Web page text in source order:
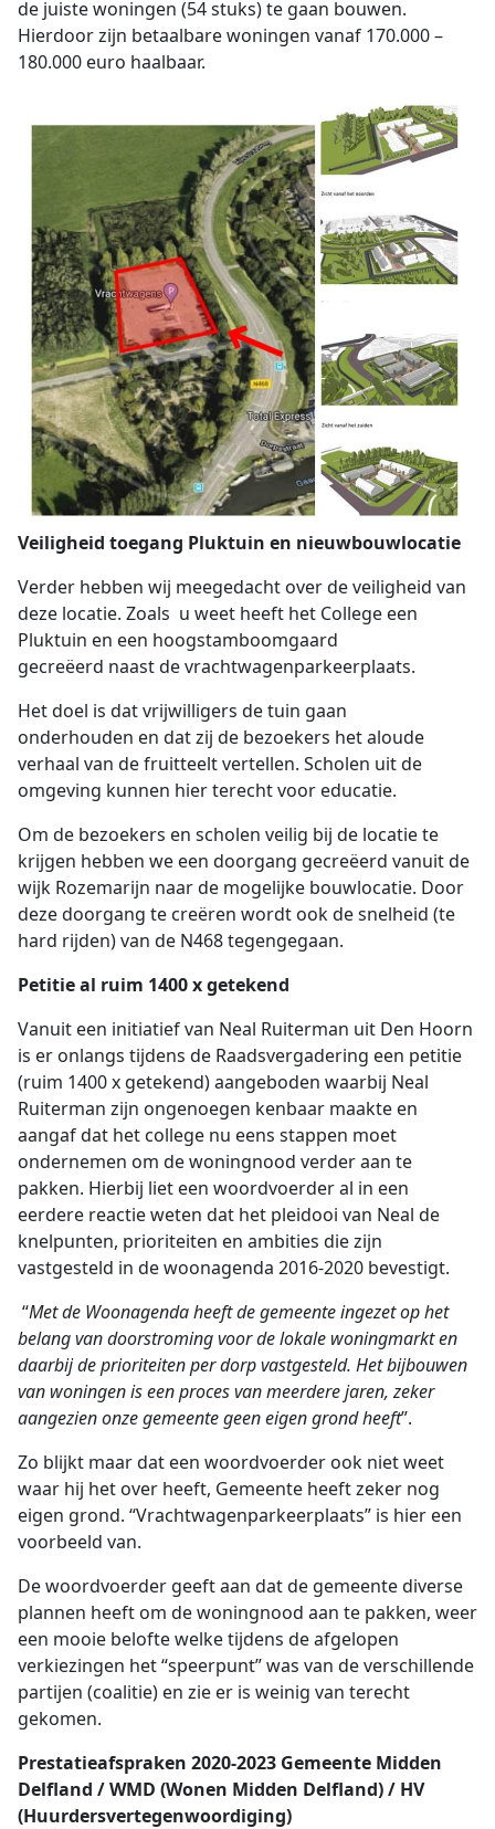
de juiste woningen (54 stuks) te gaan bouwen.
Hierdoor zijn betaalbare woningen vanaf 170.000 –
180.000 euro haalbaar.
Veiligheid toegang Pluktuin en nieuwbouwlocatie
Verder hebben wij meegedacht over de veiligheid van
deze locatie. Zoals u weet heeft het College een
Pluktuin en een hoogstamboomgaard
gecreëerd naast de vrachtwagenparkeerplaats.
Het doel is dat vrijwilligers de tuin gaan
onderhouden en dat zij de bezoekers het aloude
verhaal van de fruitteelt vertellen. Scholen uit de
omgeving kunnen hier terecht voor educatie.
Om de bezoekers en scholen veilig bij de locatie te
krijgen hebben we een doorgang gecreëerd vanuit de
wijk Rozemarijn naar de mogelijke bouwlocatie. Door
deze doorgang te creëren wordt ook de snelheid (te
hard rijden) van de N468 tegengegaan.
Petitie al ruim 1400 x getekend
Vanuit een initiatief van Neal Ruiterman uit Den Hoorn
is er onlangs tijdens de Raadsvergadering een petitie
(ruim 1400 x getekend) aangeboden waarbij Neal
Ruiterman zijn ongenoegen kenbaar maakte en
aangaf dat het college nu eens stappen moet
ondernemen om de woningnood verder aan te
pakken. Hierbij liet een woordvoerder al in een
eerdere reactie weten dat het pleidooi van Neal de
knelpunten, prioriteiten en ambities die zijn
vastgesteld in de woonagenda 2016-2020 bevestigt.
“Met de Woonagenda heeft de gemeente ingezet op het
belang van doorstroming voor de lokale woningmarkt en
daarbij de prioriteiten per dorp vastgesteld. Het bijbouwen
van woningen is een proces van meerdere jaren, zeker
aangezien onze gemeente geen eigen grond heeft”.
Zo blijkt maar dat een woordvoerder ook niet weet
waar hij het over heeft, Gemeente heeft zeker nog
eigen grond. “Vrachtwagenparkeerplaats” is hier een
voorbeeld van.
De woordvoerder geeft aan dat de gemeente diverse
plannen heeft om de woningnood aan te pakken, weer
een mooie belofte welke tijdens de afgelopen
verkiezingen het “speerpunt” was van de verschillende
partijen (coalitie) en zie er is weinig van terecht
gekomen.
Prestatieafspraken 2020-2023 Gemeente Midden
Delfland / WMD (Wonen Midden Delfland) / HV
(Huurdersvertegenwoordiging)